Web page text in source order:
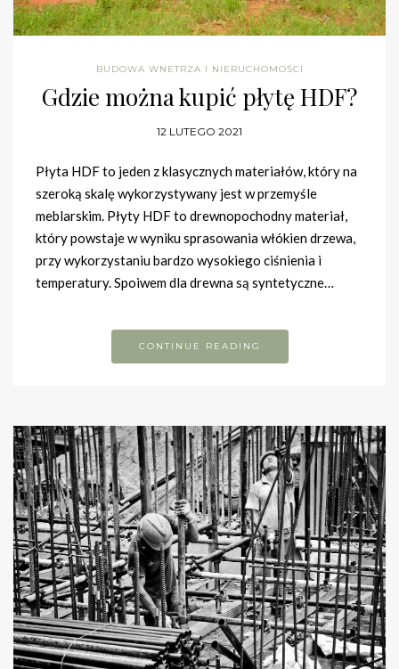
BUDOWA WNETRZA I NIERUCHOMOŚCI
Gdzie można kupić płytę HDF?
12 LUTEGO 2021
Płyta HDF to jeden z klasycznych materiałów, który na
szeroką skalę wykorzystywany jest w przemyśle
meblarskim. Płyty HDF to drewnopochodny materiał,
który powstaje w wyniku sprasowania włókien drzewa,
przy wykorzystaniu bardzo wysokiego ciśnienia i
temperatury. Spoiwem dla drewna są syntetyczne…
CONTINUE READING